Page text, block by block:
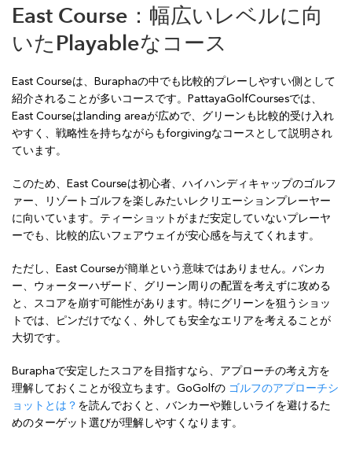
East Course：幅広いレベルに向
いたPlayableなコース
East Courseは、Buraphaの中でも比較的プレーしやすい側として
紹介されることが多いコースです。PattayaGolfCoursesでは、
East Courseはlanding areaが広めで、グリーンも比較的受け入れ
やすく、戦略性を持ちながらもforgivingなコースとして説明され
ています。
このため、East Courseは初心者、ハイハンディキャップのゴルフ
ァー、リゾートゴルフを楽しみたいレクリエーションプレーヤー
に向いています。ティーショットがまだ安定していないプレーヤ
ーでも、比較的広いフェアウェイが安心感を与えてくれます。
ただし、East Courseが簡単という意味ではありません。バンカ
ー、ウォーターハザード、グリーン周りの配置を考えずに攻める
と、スコアを崩す可能性があります。特にグリーンを狙うショッ
トでは、ピンだけでなく、外しても安全なエリアを考えることが
大切です。
Buraphaで安定したスコアを目指すなら、アプローチの考え方を
理解しておくことが役立ちます。GoGolfの ゴルフのアプローチシ
ョットとは？ を読んでおくと、バンカーや難しいライを避けるた
めのターゲット選びが理解しやすくなります。